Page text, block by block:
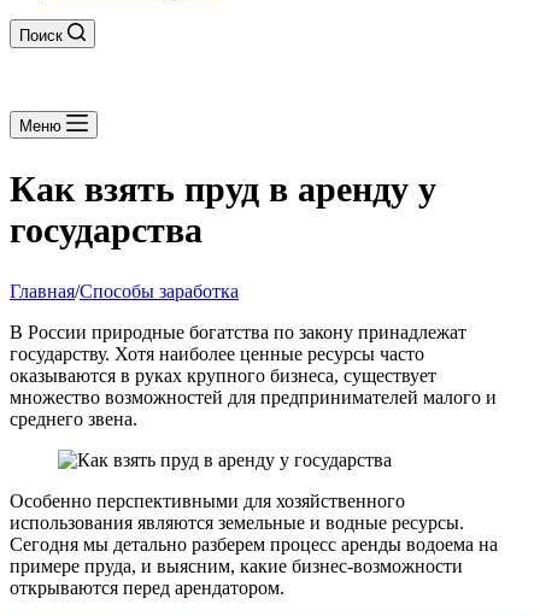
Поиск
Меню
Как взять пруд в аренду у
государства
Главная/Способы заработка
В России природные богатства по закону принадлежат
государству. Хотя наиболее ценные ресурсы часто
оказываются в руках крупного бизнеса, существует
множество возможностей для предпринимателей малого и
среднего звена.
Особенно перспективными для хозяйственного
использования являются земельные и водные ресурсы.
Сегодня мы детально разберем процесс аренды водоема на
примере пруда, и выясним, какие бизнес-возможности
открываются перед арендатором.